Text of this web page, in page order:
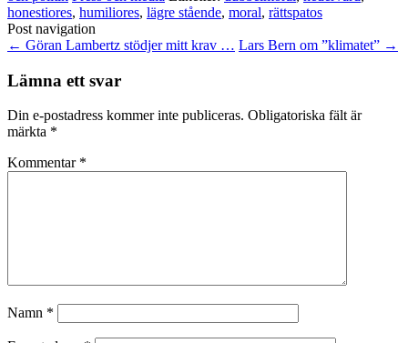
honestiores, humiliores, lägre stående, moral, rättspatos
Post navigation
← Göran Lambertz stödjer mitt krav … Lars Bern om ”klimatet” →
Lämna ett svar
Din e-postadress kommer inte publiceras. Obligatoriska fält är
märkta *
Kommentar *
Namn *